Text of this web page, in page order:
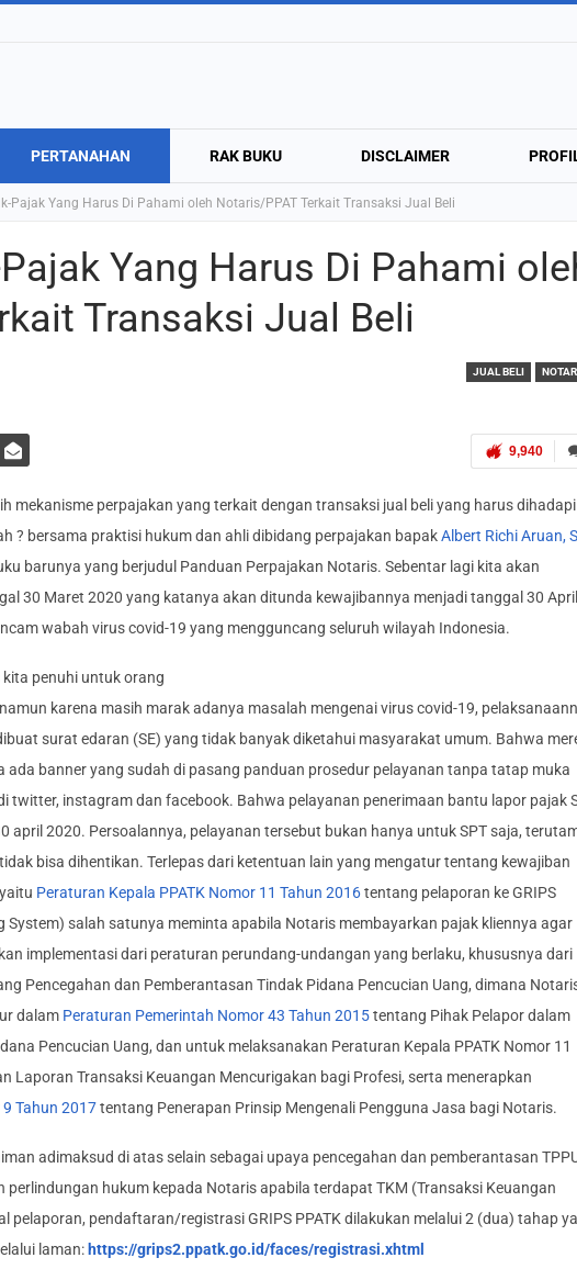
PERTANAHAN RAK BUKU DISCLAIMER
Pajak Yang Harus Di Pahami oleh Notaris/PPAT Terkait Transaksi Jual Beli
Yang Harus Di Pahami
Transaksi Jual Beli
JUAL BELI
9,940
mekanisme perpajakan yang terkait dengan transaksi jual beli yang harus dihadapi
? bersama praktisi hukum dan ahli dibidang perpajakan bapakAlbert Richi Aruan,
barunya yang berjudul Panduan Perpajakan Notaris. Sebentar lagi kita akan
30 Maret 2020 yang katanya akan ditunda kewajibannya menjadi tanggal 30 April
wabah virus covid-19 yang mengguncang seluruh wilayah Indonesia.
penuhi untuk orang
karena masih marak adanya masalah mengenai virus covid-19,
surat edaran (SE) yang tidak banyak diketahui masyarakat umum. Bahwa
ada banner yang sudah di pasang panduan prosedur pelayanan tanpa tatap muka
twitter, instagram dan facebook. Bahwa pelayanan penerimaan bantu lapor pajak
april 2020. Persoalannya, pelayanan tersebut bukan hanya untuk SPT saja,
bisa dihentikan. Terlepas dari ketentuan lain yang mengatur tentang kewajiban
Peraturan Kepala PPATK Nomor 11 Tahun 2016tentang pelaporan ke GRIPS
salah satunya meminta apabila Notaris membayarkan pajak kliennya agar
implementasi dari peraturan perundang-undangan yang berlaku, khususnya dari
Pencegahan dan Pemberantasan Tindak Pidana Pencucian Uang, dimana
dalam Peraturan Pemerintah Nomor 43 Tahun 2015tentang Pihak Pelapor dalam
Pencucian Uang, dan untuk melaksanakan Peraturan Kepala PPATK Nomor 11
Laporan Transaksi Keuangan Mencurigakan bagi Profesi, serta menerapkan
Tahun 2017tentang Penerapan Prinsip Mengenali Pengguna Jasa bagi Notaris.
adimaksud di atas selain sebagai upaya pencegahan dan pemberantasan
hukum kepada Notaris apabila terdapat TKM (Transaksi Keuangan
pelaporan, pendaftaran/registrasi GRIPS PPATK dilakukan melalui 2 (dua) tahap
laman: https://grips2.ppatk.go.id/faces/registrasi.xhtml